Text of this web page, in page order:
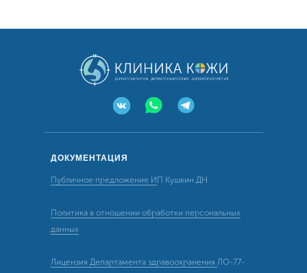
ДОКУМЕНТАЦИЯ
Публичное предложение И П Кушкин ДН
Политика в отношении обработки персональных
данных
Лицензия Департамента здравоохранения ЛО-77-